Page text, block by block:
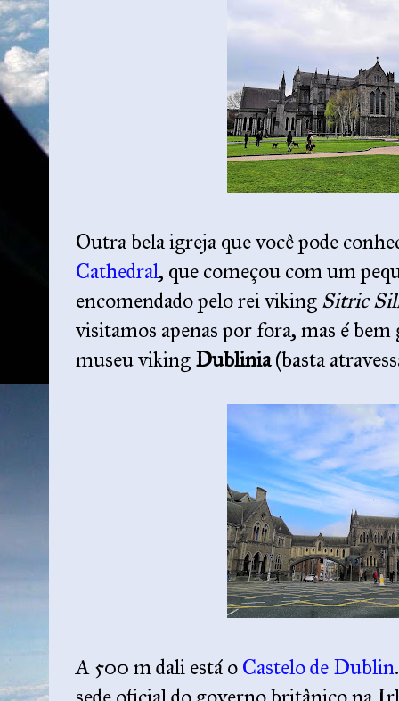
Outra bela igreja que você pode
Cathedral, que começou com um
encomendado pelo rei viking Sitric
visitamos apenas por fora, mas é
museu viking Dublinia(basta
A 500 m dali está o Castelo de Dublin